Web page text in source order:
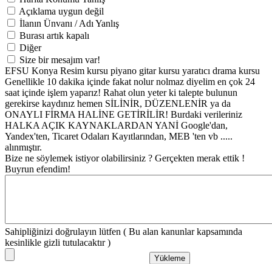
Açıklama uygun değil
İlanın Ünvanı / Adı Yanlış
Burası artık kapalı
Diğer
Size bir mesajım var!
EFSU Konya Resim kursu piyano gitar kursu yaratıcı drama kursu
Genellikle 10 dakika içinde fakat nolur nolmaz diyelim en çok 24
saat içinde işlem yaparız! Rahat olun yeter ki talepte bulunun
gerekirse kaydınız hemen SİLİNİR, DÜZENLENİR ya da
ONAYLI FİRMA HALİNE GETİRİLİR! Burdaki verileriniz
HALKA AÇIK KAYNAKLARDAN YANİ Google'dan,
Yandex'ten, Ticaret Odaları Kayıtlarından, MEB 'ten vb .....
alınmıştır.
Bize ne söylemek istiyor olabilirsiniz ? Gerçekten merak ettik !
Buyrun efendim!
Sahipliğinizi doğrulayın lütfen ( Bu alan kanunlar kapsamında
kesinlikle gizli tutulacaktır )